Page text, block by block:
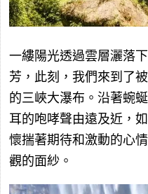
一縷陽光透過雲層灑落
芳，此刻，我們來到了
的三峽大瀑布。沿著蜿
耳的咆哮聲由遠及近，
懷揣著期待和激動的心
觀的面紗。